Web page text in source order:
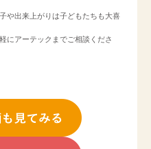
や出来上がりは子どもたちも大喜
にアーテックまでご相談くださ